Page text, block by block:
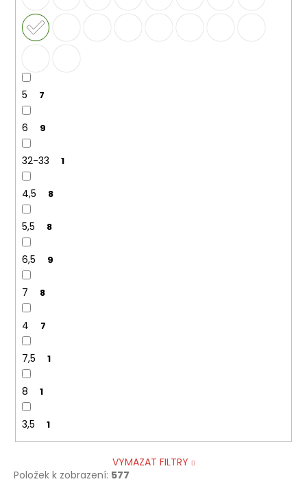
5 7
6 9
32-33 1
4,5 8
5,5 8
6,5 9
7 8
4 7
7,5 1
8 1
3,5 1
VYMAZAT FILTRY
Položek k zobrazení: 577